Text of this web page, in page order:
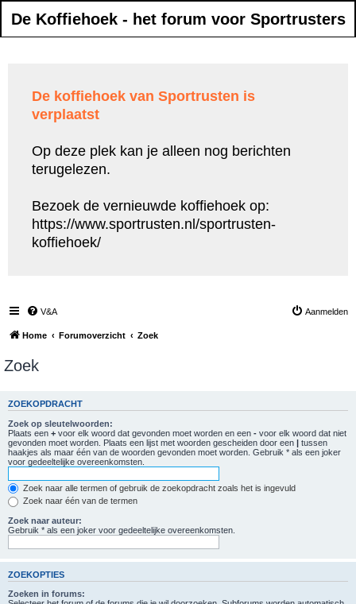
De Koffiehoek - het forum voor Sportrusters
De koffiehoek van Sportrusten is
verplaatst
Op deze plek kan je alleen nog berichten
terugelezen.
Bezoek de vernieuwde koffiehoek op:
https://www.sportrusten.nl/sportrusten-
koffiehoek/
V&A Aanmelden
Home Forumoverzicht Zoek
Zoek
ZOEKOPDRACHT
Zoek op sleutelwoorden:
Plaats een + voor elk woord dat gevonden moet worden en een - voor elk woord dat niet
gevonden moet worden. Plaats een lijst met woorden gescheiden door een | tussen
haakjes als maar één van de woorden gevonden moet worden. Gebruik * als een joker
voor gedeeltelijke overeenkomsten.
Zoek naar alle termen of gebruik de zoekopdracht zoals het is ingevuld
Zoek naar één van de termen
Zoek naar auteur:
Gebruik * als een joker voor gedeeltelijke overeenkomsten.
ZOEKOPTIES
Zoeken in forums: